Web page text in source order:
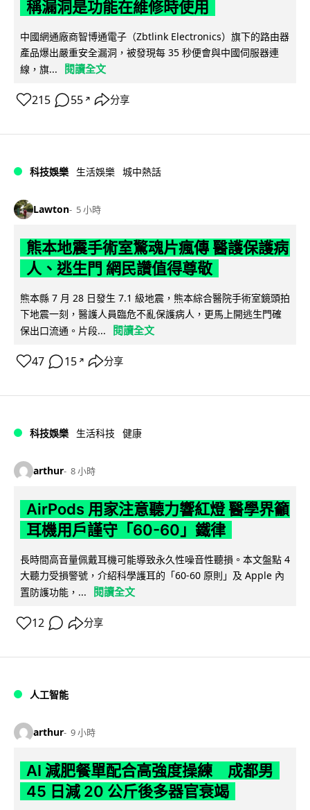
稱漏洞是功能在維修時使用
中國網通廠商智博通電子（Zbtlink Electronics）旗下的路由器
產品爆出嚴重安全漏洞，被發現每 35 秒便會與中國伺服器連
線，旗...
閱讀全文
215 55 ↗ 分享
科技娛樂 生活娛樂 城中熱話
Lawton 5 小時
熊本地震手術室驚魂片瘋傳 醫護保護病
人、逃生門 網民讚值得尊敬
熊本縣 7 月 28 日發生 7.1 級地震，熊本綜合醫院手術室鏡頭拍
下地震一刻，醫護人員臨危不亂保護病人，更馬上開逃生門確
保出口流通。片段...
閱讀全文
47 15 ↗ 分享
科技娛樂 生活科技 健康
arthur 8 小時
AirPods 用家注意聽力響紅燈 醫學界籲
耳機用戶謹守「60-60」鐵律
長時間高音量佩戴耳機可能導致永久性噪音性聽損。本文盤點 4
大聽力受損警號，介紹科學護耳的「60-60 原則」及 Apple 內
置防護功能，...
閱讀全文
12 分享
人工智能
arthur 9 小時
AI 減肥餐單配合高強度操練 成都男
45 日減 20 公斤後多器官衰竭